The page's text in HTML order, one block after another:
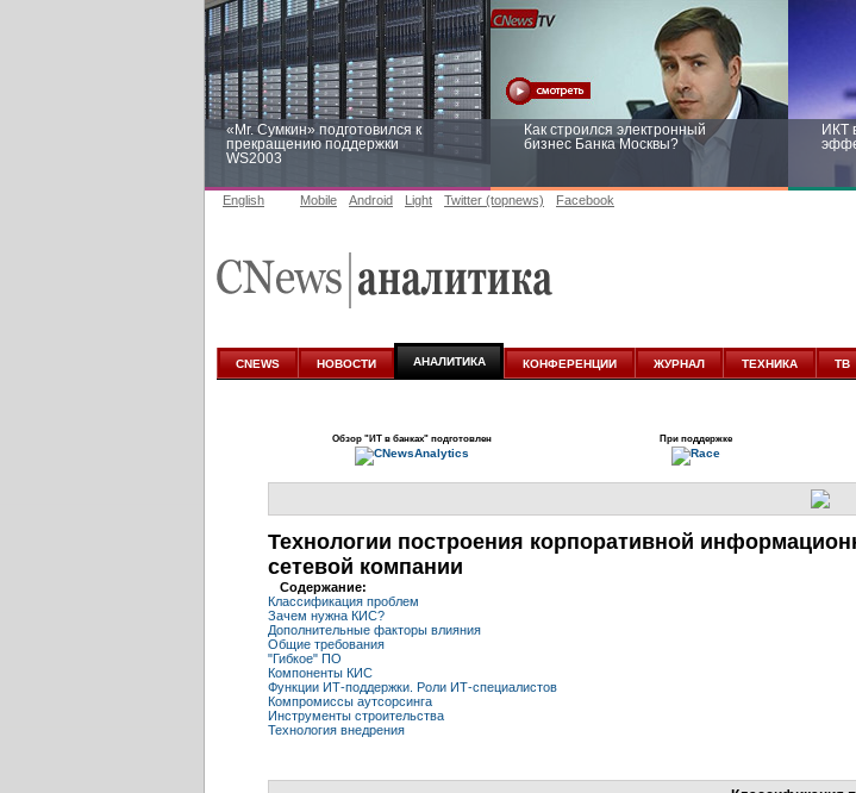
«Mr. Сумкин» подготовился к
прекращению поддержки
WS2003
Как строился электронный
бизнес Банка Москвы?
ИКТ
аналитике
English Mobile Android Light Twitter (topnews) Facebook
CNEWS НОВОСТИ АНАЛИТИКА КОНФЕРЕНЦИИ ЖУРНАЛ ТЕХНИКА ТВ
Обзор "ИТ в банках"подготовлен При поддержке
Технологии построения корпоративной
сетевой компании
Содержание:
Классификация проблем
Зачем нужна КИС?
Дополнительные факторы влияния
Общие требования
"Гибкое" ПО
Компоненты КИС
Функции ИТ-поддержки. Роли ИТ-специалистов
Компромиссы аутсорсинга
Инструменты строительства
Технология внедрения